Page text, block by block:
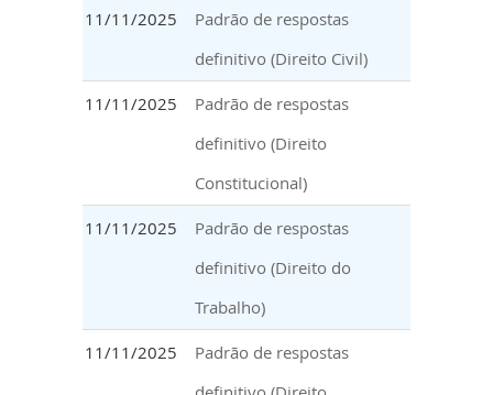
11/11/2025
Padrão de respostas
definitivo (Direito Civil)
11/11/2025
Padrão de respostas
definitivo (Direito
Constitucional)
11/11/2025
Padrão de respostas
definitivo (Direito do
Trabalho)
11/11/2025
Padrão de respostas